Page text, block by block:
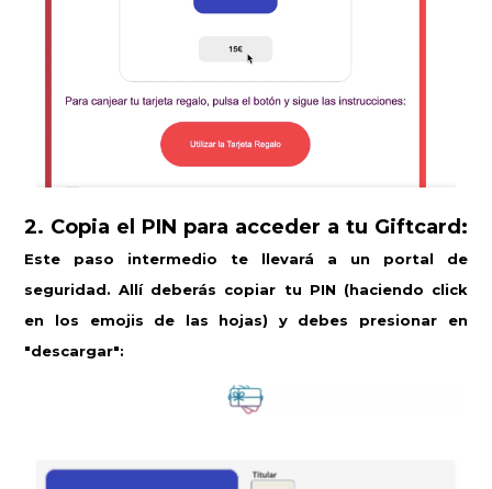
2. Copia el PIN para acceder a tu Giftcard:
Este paso intermedio te llevará a un portal de
seguridad. Allí deberás copiar tu PIN (haciendo click
en los emojis de las hojas) y debes presionar en
"descargar":